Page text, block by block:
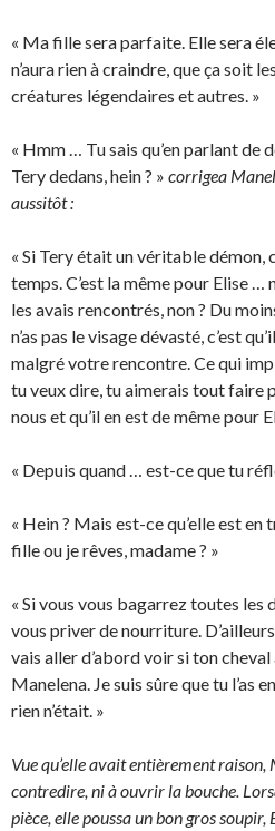
« Ma fille sera parfaite. Elle sera
n’aura rien à craindre, que ça soit
créatures légendaires et autres. »
« Hmm … Tu sais qu’en parlant de
Tery dedans, hein ? » corrigea
aussitôt :
« Si Tery était un véritable démon,
temps. C’est la même pour Elise …
les avais rencontrés, non ? Du
n’as pas le visage dévasté, c’est
malgré votre rencontre. Ce qui
tu veux dire, tu aimerais tout faire
nous et qu’il en est de même pour
« Depuis quand … est-ce que tu
« Hein ? Mais est-ce qu’elle est en
fille ou je rêves, madame ? »
« Si vous vous bagarrez toutes les
vous priver de nourriture.
vais aller d’abord voir si ton
Manelena. Je suis sûre que tu l’as
rien n’était. »
Vue qu’elle avait entièrement
contredire, ni à ouvrir la bouche.
pièce, elle poussa un bon gros